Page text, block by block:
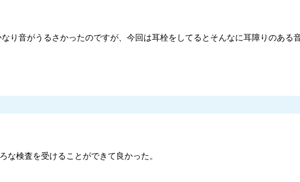
り音がうるさかったのですが、今回は耳栓をしてるとそんなに耳障りのある
検査を受けることができて良かった。